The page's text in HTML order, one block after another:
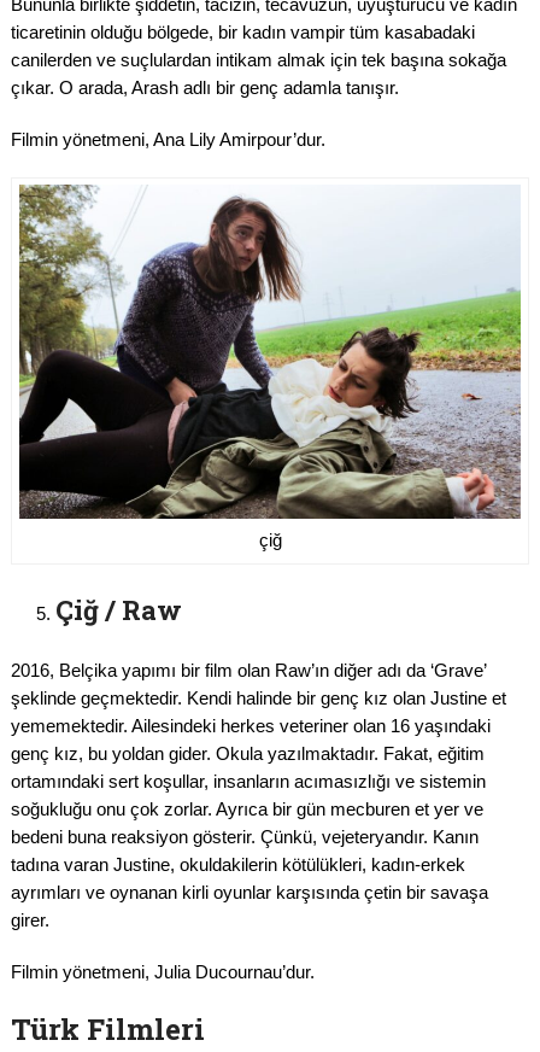
Bununla birlikte şiddetin, tacizin, tecavüzün, uyuşturucu ve kadın
ticaretinin olduğu bölgede, bir kadın vampir tüm kasabadaki
canilerden ve suçlulardan intikam almak için tek başına sokağa
çıkar. O arada, Arash adlı bir genç adamla tanışır.
Filmin yönetmeni, Ana Lily Amirpour’dur.
çiğ
Çiğ / Raw
2016, Belçika yapımı bir film olan Raw’ın diğer adı da ‘Grave’
şeklinde geçmektedir. Kendi halinde bir genç kız olan Justine et
yememektedir. Ailesindeki herkes veteriner olan 16 yaşındaki
genç kız, bu yoldan gider. Okula yazılmaktadır. Fakat, eğitim
ortamındaki sert koşullar, insanların acımasızlığı ve sistemin
soğukluğu onu çok zorlar. Ayrıca bir gün mecburen et yer ve
bedeni buna reaksiyon gösterir. Çünkü, vejeteryandır. Kanın
tadına varan Justine, okuldakilerin kötülükleri, kadın-erkek
ayrımları ve oynanan kirli oyunlar karşısında çetin bir savaşa
girer.
Filmin yönetmeni, Julia Ducournau’dur.
Türk Filmleri